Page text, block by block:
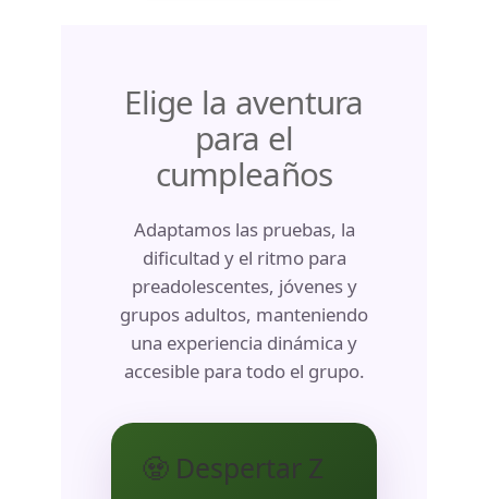
Elige la aventura
para el
cumpleaños
Adaptamos las pruebas, la
dificultad y el ritmo para
preadolescentes, jóvenes y
grupos adultos, manteniendo
una experiencia dinámica y
accesible para todo el grupo.
🧟 Despertar Z